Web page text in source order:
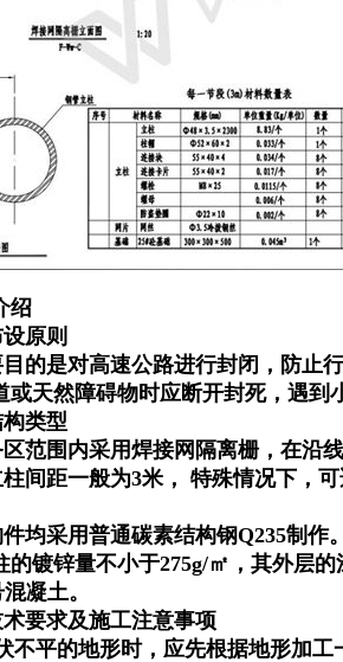
绍
原则
是对高速公路进行封闭，防止
天然障碍物时应断开封死，遇到
类型
围内采用焊接网隔离栅，在沿线
距一般为3米， 特殊情况下，可
采用普通碳素结构钢Q235制作
镀锌量不小于275g/㎡，其外层
凝土。
要求及施工注意事项
不平的地形时，应先根据地形加工